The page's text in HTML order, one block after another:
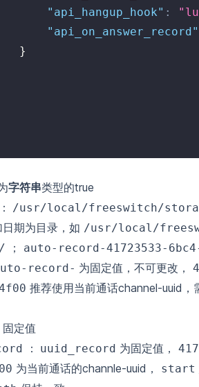
"api_hangup_hook" :
"api_on_answer_record"
}
字符串类型的true
： /usr/local/freeswitch/
期为目录，如 /usr/local/
；
auto-record-41723533-
record- 为固定值，不可更改，
推荐使用当前通话channel-uuid，
固定值
： uuid_record 为固定值，
为当前通话的channle-uuid， start